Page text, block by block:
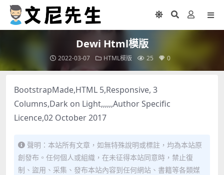
Dewi Html模版
2022-03-07 HTML模版 25 0
BootstrapMade,HTML 5,Responsive, 3
Columns,Dark on Light,,,,,,Author Specific
Licence,02 October 2017
聲明：本站所有文章，如無特殊說明或標註，均為本站原
創發布。任何個人或組織，在未征得本站同意時，禁止復
制、盜用、采集、發布本站內容到任何網站、書籍等各類媒